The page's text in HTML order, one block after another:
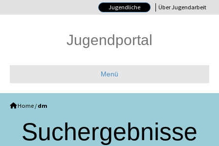
Jugendliche Über Jugendarbeit
Jugendportal
Menü
Home / dm
Such­ergebnisse